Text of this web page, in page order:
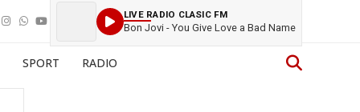
LIVE RADIO CLASIC FM
Bon Jovi - You Give Love a Bad Name
SPORT RADIO